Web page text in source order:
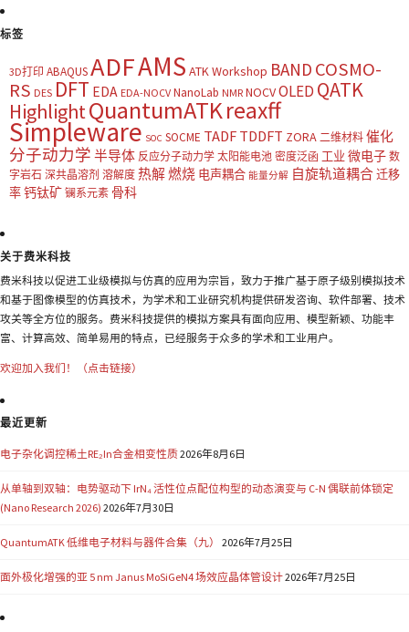
标签
3D打印 ABAQUSADFAMS ATK Workshop BAND COSMO-
RS DES DFT EDA EDA-NOCV NanoLab NMR NOCVOLED QATK
HighlightQuantumATKreaxff
Simpleware SOC SOCME TADF TDDFT ZORA 二维材料 催化
分子动力学 半导体 反应分子动力学 太阳能电池 密度泛函 工业 微电子 数
字岩石 深共晶溶剂 溶解度 热解燃烧 电声耦合 能量分解 自旋轨道耦合迁移
率钙钛矿 镧系元素 骨科
关于费米科技
费米科技以促进工业级模拟与仿真的应用为宗旨，致力于推广基于原子级别模拟技术
和基于图像模型的仿真技术，为学术和工业研究机构提供研发咨询、软件部署、技术
攻关等全方位的服务。费米科技提供的模拟方案具有面向应用、模型新颖、功能丰
富、计算高效、简单易用的特点，已经服务于众多的学术和工业用户。
欢迎加入我们！（点击链接）
最近更新
电子杂化调控稀土RE₂In合金相变性质2026年8月6日
从单轴到双轴：电势驱动下 IrN₄ 活性位点配位构型的动态演变与 C-N 偶联前体锁定
(Nano Research 2026) 2026年7月30日
QuantumATK 低维电子材料与器件合集（九） 2026年7月25日
面外极化增强的亚 5 nm Janus MoSiGeN4 场效应晶体管设计2026年7月25日